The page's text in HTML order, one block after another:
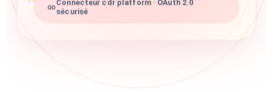
Connecteur cdr platform · OAuth 2.0
sécurisé